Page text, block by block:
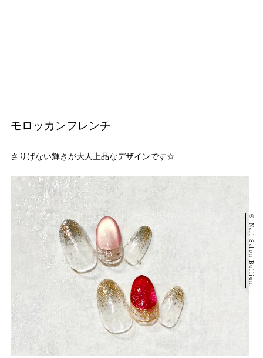
モロッカンフレンチ
さりげない輝きが大人上品なデザインです☆
© Nail Salon Bullion.